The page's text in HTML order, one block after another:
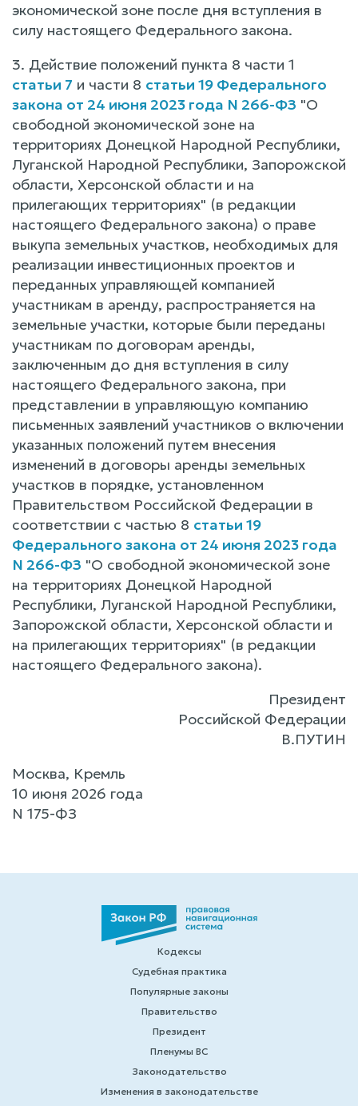
экономической зоне после дня вступления в
силу настоящего Федерального закона.
3. Действие положений пункта 8 части 1
статьи 7 и части 8 статьи 19 Федерального
закона от 24 июня 2023 года N 266-ФЗ "О
свободной экономической зоне на
территориях Донецкой Народной Республики,
Луганской Народной Республики, Запорожской
области, Херсонской области и на
прилегающих территориях" (в редакции
настоящего Федерального закона) о праве
выкупа земельных участков, необходимых для
реализации инвестиционных проектов и
переданных управляющей компанией
участникам в аренду, распространяется на
земельные участки, которые были переданы
участникам по договорам аренды,
заключенным до дня вступления в силу
настоящего Федерального закона, при
представлении в управляющую компанию
письменных заявлений участников о включении
указанных положений путем внесения
изменений в договоры аренды земельных
участков в порядке, установленном
Правительством Российской Федерации в
соответствии с частью 8 статьи 19
Федерального закона от 24 июня 2023 года
N 266-ФЗ "О свободной экономической зоне
на территориях Донецкой Народной
Республики, Луганской Народной Республики,
Запорожской области, Херсонской области и
на прилегающих территориях" (в редакции
настоящего Федерального закона).
Президент
Российской Федерации
В.ПУТИН
Москва, Кремль
10 июня 2026 года
N 175-ФЗ
Кодексы
Судебная практика
Популярные законы
Правительство
Президент
Пленумы ВС
Законодательство
Изменения в законодательстве